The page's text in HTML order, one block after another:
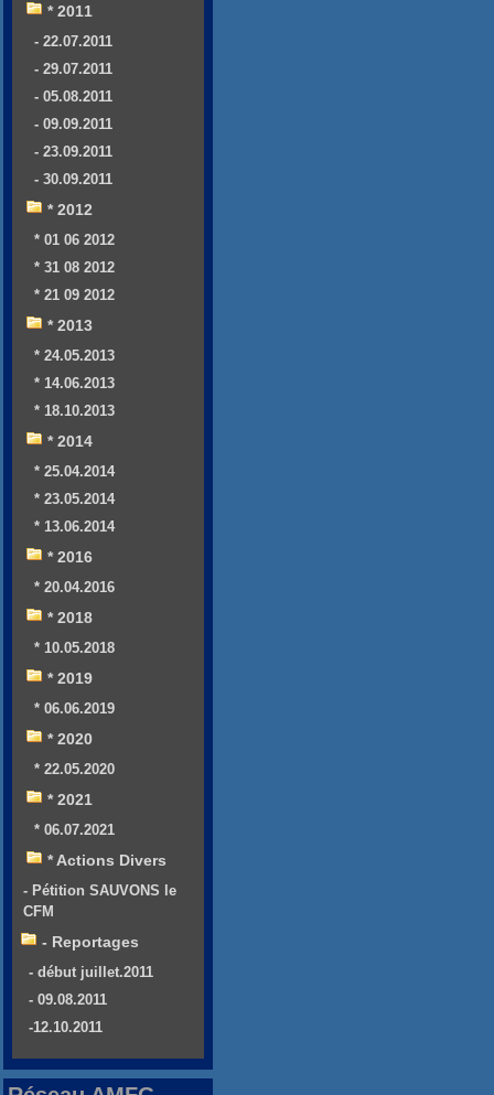
* 2011
- 22.07.2011
- 29.07.2011
- 05.08.2011
- 09.09.2011
- 23.09.2011
- 30.09.2011
* 2012
* 01 06 2012
* 31 08 2012
* 21 09 2012
* 2013
* 24.05.2013
* 14.06.2013
* 18.10.2013
* 2014
* 25.04.2014
* 23.05.2014
* 13.06.2014
* 2016
* 20.04.2016
* 2018
* 10.05.2018
* 2019
* 06.06.2019
* 2020
* 22.05.2020
* 2021
* 06.07.2021
* Actions Divers
- Pétition SAUVONS le
CFM
- Reportages
- début juillet.2011
- 09.08.2011
-12.10.2011